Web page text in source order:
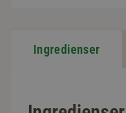
Ingredienser